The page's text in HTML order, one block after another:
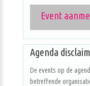
Event
Agenda
De events op de
betreffende